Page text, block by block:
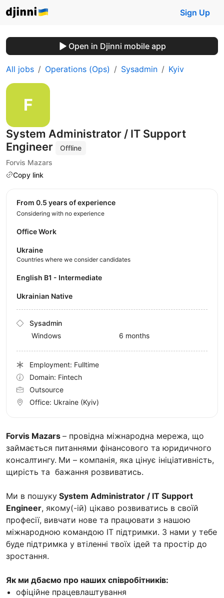
Sign Up
Open in Djinni mobile app
All jobs Operations (Ops) Sysadmin Kyiv
System Administrator / IT Support
Engineer
Offline
Forvis Mazars
Copy link
Forvis Mazars – провідна міжнародна мережа, що
займається питаннями фінансового та юридичного
консалтингу. Ми – компанія, яка цінує ініціативність,
щирість та бажання розвиватись.
Ми в пошуку System Administrator / IT Support
Engineer, якому(-ій) цікаво розвиватись в своїй
професії, вивчати нове та працювати з нашою
міжнародною командою ІТ підтримки. З нами у тебе
буде підтримка у втіленні твоїх ідей та простір до
зростання.
Як ми дбаємо про наших співробітників:
офіційне працевлаштування
from 0.5 years of experience
Considering with no experience
Office Work
Ukraine
Countries where we consider candidates
English B1 - Intermediate
Ukrainian Native
Sysadmin
Windows
6 months
Employment: Fulltime
Domain: Fintech
Outsource
Office: Ukraine (Kyiv)